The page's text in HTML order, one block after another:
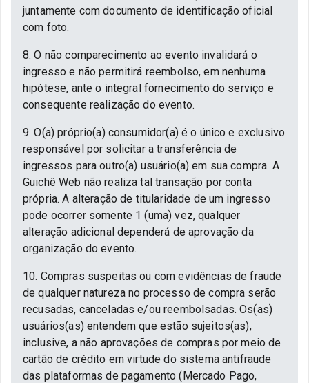
juntamente com documento de identificação oficial
com foto.
8. O não comparecimento ao evento invalidará o
ingresso e não permitirá reembolso, em nenhuma
hipótese, ante o integral fornecimento do serviço e
consequente realização do evento.
9. O(a) próprio(a) consumidor(a) é o único e exclusivo
responsável por solicitar a transferência de
ingressos para outro(a) usuário(a) em sua compra. A
Guichê Web não realiza tal transação por conta
própria. A alteração de titularidade de um ingresso
pode ocorrer somente 1 (uma) vez, qualquer
alteração adicional dependerá de aprovação da
organização do evento.
10. Compras suspeitas ou com evidências de fraude
de qualquer natureza no processo de compra serão
recusadas, canceladas e/ou reembolsadas. Os(as)
usuários(as) entendem que estão sujeitos(as),
inclusive, a não aprovações de compras por meio de
cartão de crédito em virtude do sistema antifraude
das plataformas de pagamento (Mercado Pago,